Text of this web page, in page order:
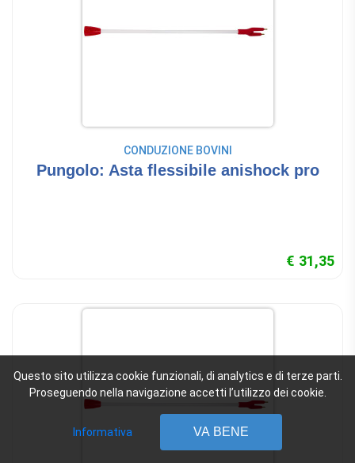
CONDUZIONE BOVINI
Pungolo: Asta flessibile anishock pro
€ 31,35
Questo sito utilizza cookie funzionali, di analytics e di terze parti.
Proseguendo nella navigazione accetti l’utilizzo dei cookie.
Informativa VA BENE